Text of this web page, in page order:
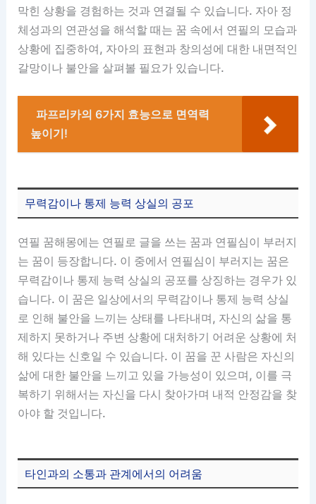
막힌 상황을 경험하는 것과 연결될 수 있습니다. 자아 정
체성과의 연관성을 해석할 때는 꿈 속에서 연필의 모습과
상황에 집중하여, 자아의 표현과 창의성에 대한 내면적인
갈망이나 불안을 살펴볼 필요가 있습니다.
파프리카의 6가지 효능으로 면역력
높이기!
무력감이나 통제 능력 상실의 공포
연필 꿈해몽에는 연필로 글을 쓰는 꿈과 연필심이 부러지
는 꿈이 등장합니다. 이 중에서 연필심이 부러지는 꿈은
무력감이나 통제 능력 상실의 공포를 상징하는 경우가 있
습니다. 이 꿈은 일상에서의 무력감이나 통제 능력 상실
로 인해 불안을 느끼는 상태를 나타내며, 자신의 삶을 통
제하지 못하거나 주변 상황에 대처하기 어려운 상황에 처
해 있다는 신호일 수 있습니다. 이 꿈을 꾼 사람은 자신의
삶에 대한 불안을 느끼고 있을 가능성이 있으며, 이를 극
복하기 위해서는 자신을 다시 찾아가며 내적 안정감을 찾
아야 할 것입니다.
타인과의 소통과 관계에서의 어려움